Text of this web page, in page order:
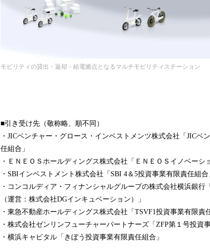
モビリティの貸出・返却・給電拠点となるマルチモビリティステーション
■引き受け先（敬称略、順不同）
・JICベンチャー・グロース・インベストメンツ株式会社「JIC
任組合」
・ＥＮＥＯＳホールディングス株式会社「ＥＮＥＯＳイノベーシ
・SBIインベストメント株式会社「SBI 4＆5投資事業有限責任組合
・コンコルディア・フィナンシャルグループの株式会社横浜銀行
（運営：株式会社DGインキュベーション）」
・東急不動産ホールディングス株式会社「TSVF1投資事業有限責
・株式会社ゼンリンフューチャーパートナーズ「ZFP第１号投資
・横浜キャピタル「きぼう投資事業有限責任組合」